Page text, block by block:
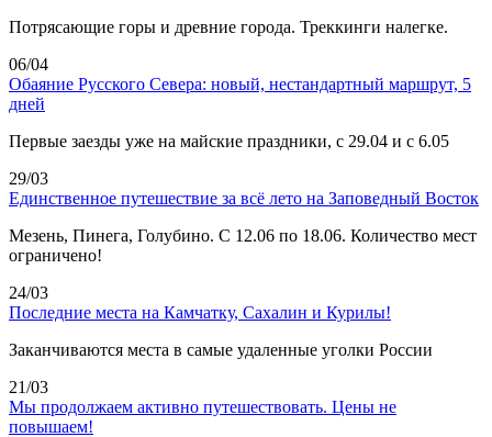
Потрясающие горы и древние города. Треккинги налегке.
06/04
Обаяние Русского Севера: новый, нестандартный маршрут, 5
дней
Первые заезды уже на майские праздники, с 29.04 и с 6.05
29/03
Единственное путешествие за всё лето на Заповедный Восток
Мезень, Пинега, Голубино. С 12.06 по 18.06. Количество мест
ограничено!
24/03
Последние места на Камчатку, Сахалин и Курилы!
Заканчиваются места в самые удаленные уголки России
21/03
Мы продолжаем активно путешествовать. Цены не
повышаем!